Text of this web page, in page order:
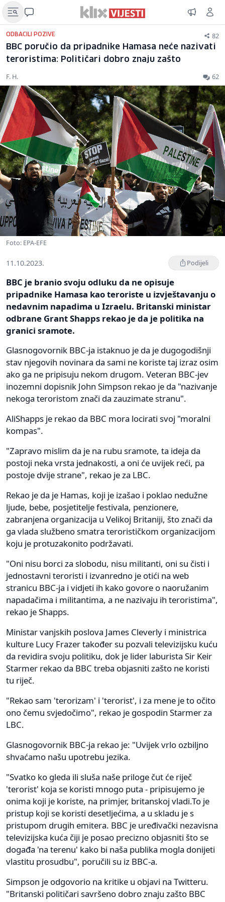
ODBACILI POZIVE 82
BBC poručio da pripadnike Hamasa neće nazivati
teroristima: Političari dobro znaju zašto
F. H. 62
Foto: EPA-EFE
11.10.2023. Podijeli
BBC je branio svoju odluku da ne opisuje
pripadnike Hamasa kao teroriste u izvještavanju o
nedavnim napadima u Izraelu. Britanski ministar
odbrane Grant Shapps rekao je da je politika na
granici sramote.
Glasnogovornik BBC-ja istaknuo je da je dugogodišnji
stav njegovih novinara da sami ne koriste taj izraz osim
ako ga ne pripisuju nekom drugom. Veteran BBC-jev
inozemni dopisnik John Simpson rekao je da "nazivanje
nekoga teroristom znači da zauzimate stranu".
AliShapps je rekao da BBC mora locirati svoj "moralni
kompas".
"Zapravo mislim da je na rubu sramote, ta ideja da
postoji neka vrsta jednakosti, a oni će uvijek reći, pa
postoje dvije strane", rekao je za LBC.
Rekao je da je Hamas, koji je izašao i poklao nedužne
ljude, bebe, posjetitelje festivala, penzionere,
zabranjena organizacija u Velikoj Britaniji, što znači da
ga vlada službeno smatra terorističkom organizacijom
koju je protuzakonito podržavati.
"Oni nisu borci za slobodu, nisu militanti, oni su čisti i
jednostavni teroristi i izvanredno je otići na web
stranicu BBC-ja i vidjeti ih kako govore o naoružanim
napadačima i militantima, a ne nazivaju ih teroristima",
rekao je Shapps.
Ministar vanjskih poslova James Cleverly i ministrica
kulture Lucy Frazer također su pozvali televizijsku kuću
da revidira svoju politiku, dok je lider laburista Sir Keir
Starmer rekao da BBC treba objasniti zašto ne koristi
tu riječ.
"Rekao sam 'terorizam' i 'terorist', i za mene je to očito
ono čemu svjedočimo", rekao je gospodin Starmer za
LBC.
Glasnogovornik BBC-ja rekao je: "Uvijek vrlo ozbiljno
shvaćamo našu upotrebu jezika.
"Svatko ko gleda ili sluša naše priloge čut će riječ
'terorist' koja se koristi mnogo puta - pripisujemo je
onima koji je koriste, na primjer, britanskoj vladi.To je
pristup koji se koristi desetljećima, a u skladu je s
pristupom drugih emitera. BBC je uređivački nezavisna
televizijska kuća čiji je posao precizno objasniti što se
događa 'na terenu' kako bi naša publika mogla donijeti
vlastitu prosudbu", poručili su iz BBC-a.
Simpson je odgovorio na kritike u objavi na Twitteru.
"Britanski političari savršeno dobro znaju zašto BBC